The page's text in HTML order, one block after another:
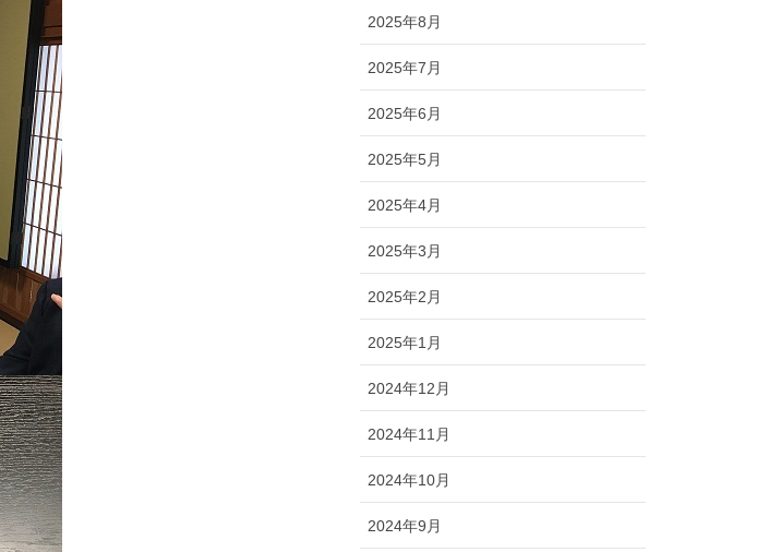
2025年8月
2025年7月
2025年6月
2025年5月
2025年4月
2025年3月
2025年2月
2025年1月
2024年12月
2024年11月
2024年10月
2024年9月